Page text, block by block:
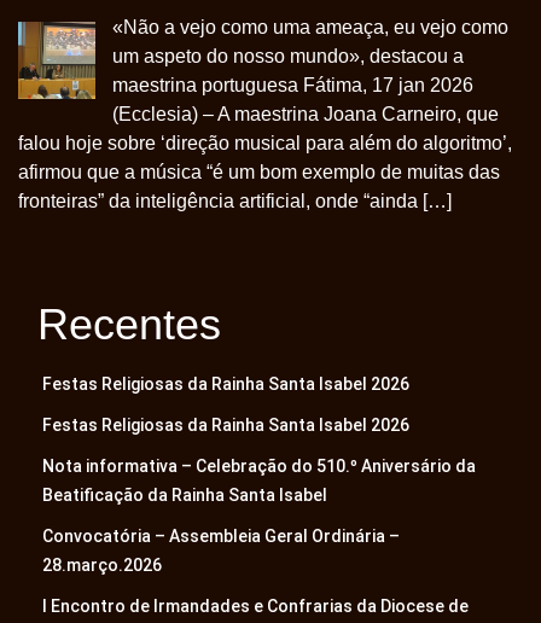
«Não a vejo como uma ameaça, eu vejo como
um aspeto do nosso mundo», destacou a
maestrina portuguesa Fátima, 17 jan 2026
(Ecclesia) – A maestrina Joana Carneiro, que
falou hoje sobre ‘direção musical para além do algoritmo’,
afirmou que a música “é um bom exemplo de muitas das
fronteiras” da inteligência artificial, onde “ainda […]
Recentes
Festas Religiosas da Rainha Santa Isabel 2026
Festas Religiosas da Rainha Santa Isabel 2026
Nota informativa – Celebração do 510.º Aniversário da
Beatificação da Rainha Santa Isabel
Convocatória – Assembleia Geral Ordinária –
28.março.2026
I Encontro de Irmandades e Confrarias da Diocese de